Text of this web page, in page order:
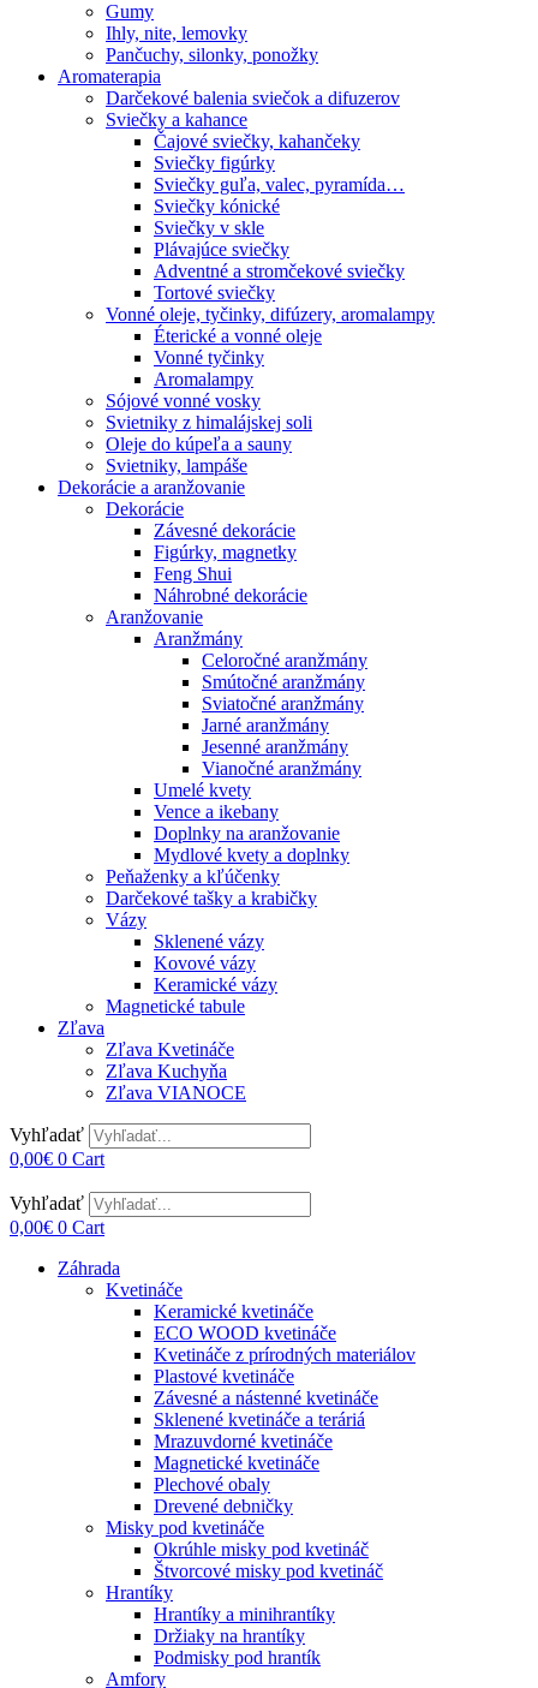
Gumy
Ihly, nite, lemovky
Pančuchy, silonky, ponožky
Aromaterapia
Darčekové balenia sviečok a difuzerov
Sviečky a kahance
Čajové sviečky, kahančeky
Sviečky figúrky
Sviečky guľa, valec, pyramída…
Sviečky kónické
Sviečky v skle
Plávajúce sviečky
Adventné a stromčekové sviečky
Tortové sviečky
Vonné oleje, tyčinky, difúzery, aromalampy
Éterické a vonné oleje
Vonné tyčinky
Aromalampy
Sójové vonné vosky
Svietniky z himalájskej soli
Oleje do kúpeľa a sauny
Svietniky, lampáše
Dekorácie a aranžovanie
Dekorácie
Závesné dekorácie
Figúrky, magnetky
Feng Shui
Náhrobné dekorácie
Aranžovanie
Aranžmány
Celoročné aranžmány
Smútočné aranžmány
Sviatočné aranžmány
Jarné aranžmány
Jesenné aranžmány
Vianočné aranžmány
Umelé kvety
Vence a ikebany
Doplnky na aranžovanie
Mydlové kvety a doplnky
Peňaženky a kľúčenky
Darčekové tašky a krabičky
Vázy
Sklenené vázy
Kovové vázy
Keramické vázy
Magnetické tabule
Zľava
Zľava Kvetináče
Zľava Kuchyňa
Zľava VIANOCE
Vyhľadať
0,00€ 0 Cart
Vyhľadať
0,00€ 0 Cart
Záhrada
Kvetináče
Keramické kvetináče
ECO WOOD kvetináče
Kvetináče z prírodných materiálov
Plastové kvetináče
Závesné a nástenné kvetináče
Sklenené kvetináče a teráriá
Mrazuvdorné kvetináče
Magnetické kvetináče
Plechové obaly
Drevené debničky
Misky pod kvetináče
Okrúhle misky pod kvetináč
Štvorcové misky pod kvetináč
Hrantíky
Hrantíky a minihrantíky
Držiaky na hrantíky
Podmisky pod hrantík
Amfory